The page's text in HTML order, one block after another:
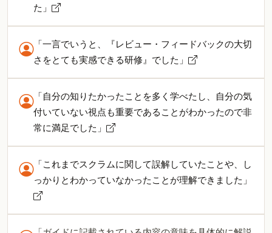
た」
「一言でいうと、『レビュー・フィードバックの大切
さをとても実感できる研修』でした」
「自分の知りたかったことを多く学べたし、自分の気
付いていない視点も重要であることがわかったので非
常に満足でした」
「これまでスクラムに関して誤解していたことや、し
っかりとわかっていなかったことが理解できました」